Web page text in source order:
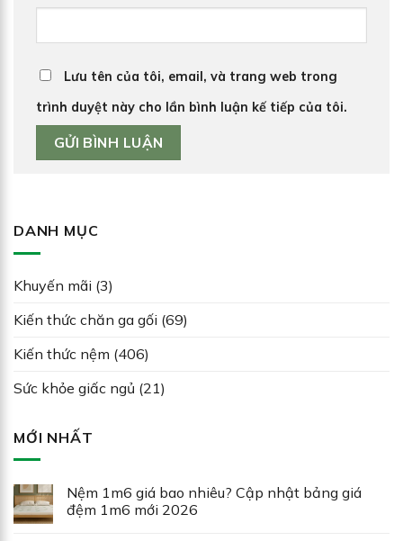
Lưu tên của tôi, email, và trang web trong
trình duyệt này cho lần bình luận kế tiếp của tôi.
DANH MỤC
Khuyến mãi (3)
Kiến thức chăn ga gối (69)
Kiến thức nệm (406)
Sức khỏe giấc ngủ (21)
MỚI NHẤT
Nệm 1m6 giá bao nhiêu? Cập nhật bảng giá
đệm 1m6 mới 2026